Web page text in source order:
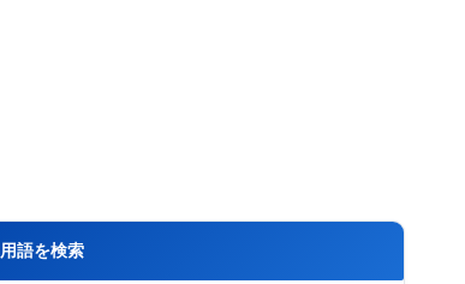
用語を検索